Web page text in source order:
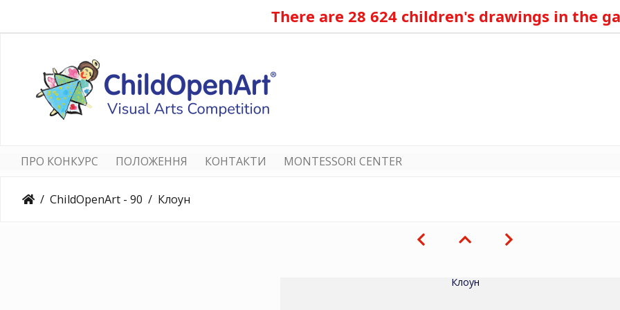
There are 28 624 children's drawings in the
ПРО КОНКУРС ПОЛОЖЕННЯ КОНТАКТИ MONTESSORI CENTER
ChildOpenArt - 90 Клоун
Клоун